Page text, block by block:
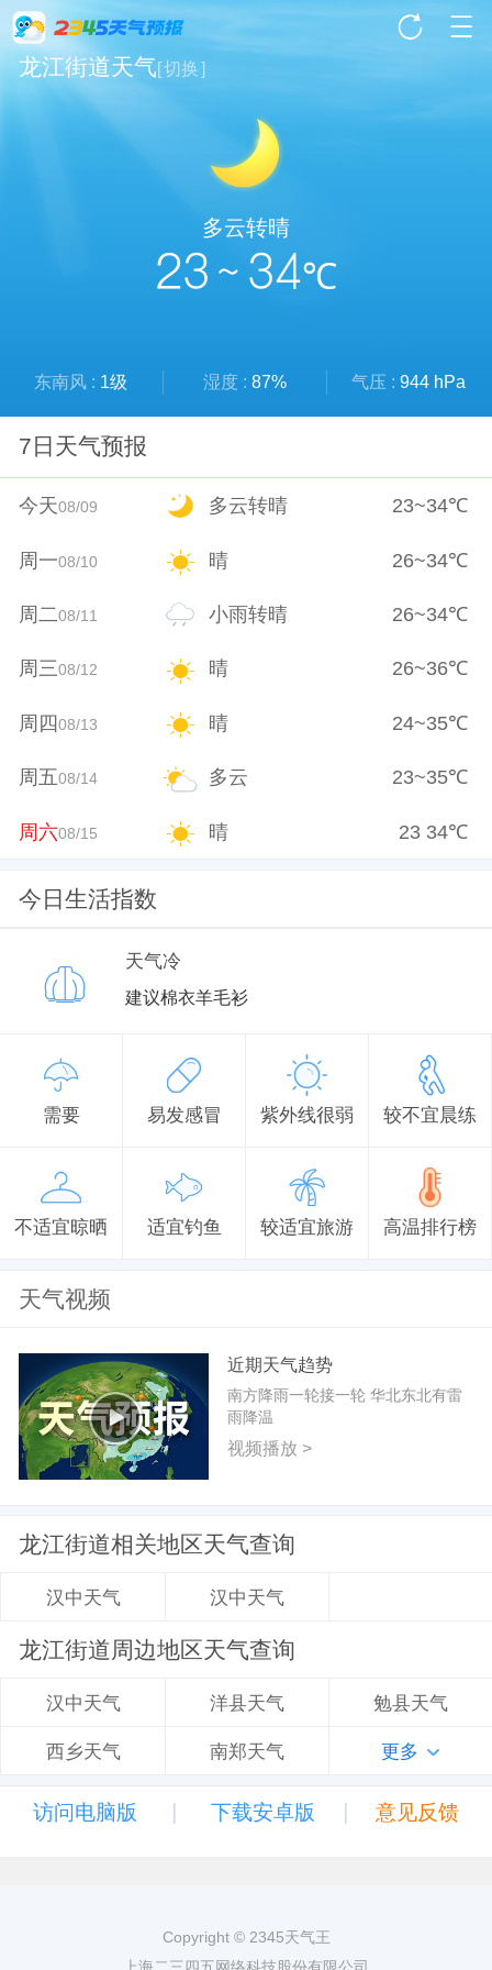
龙江街道天气[切换]
多云转晴
23 ~ 34℃
东南风 : 1级 湿度 : 87% 气压 : 944 hPa
7日天气预报
今天08/09 多云转晴 23~34℃
周一08/10 晴 26~34℃
周二08/11 小雨转晴 26~34℃
周三08/12 晴 26~36℃
周四08/13 晴 24~35℃
周五08/14 多云 23~35℃
周六08/15 晴 23 34℃
今日生活指数
天气冷
建议棉衣羊毛衫
需要 易发感冒 紫外线很弱 较不宜晨练
不适宜晾晒 适宜钓鱼 较适宜旅游 高温排行榜
天气视频
近期天气趋势
南方降雨一轮接一轮 华北东北有雷
雨降温
视频播放 >
龙江街道相关地区天气查询
汉中天气 汉中天气
龙江街道周边地区天气查询
汉中天气 洋县天气 勉县天气
西乡天气 南郑天气 更多
访问电脑版 | 下载安卓版 | 意见反馈
Copyright © 2345天气王